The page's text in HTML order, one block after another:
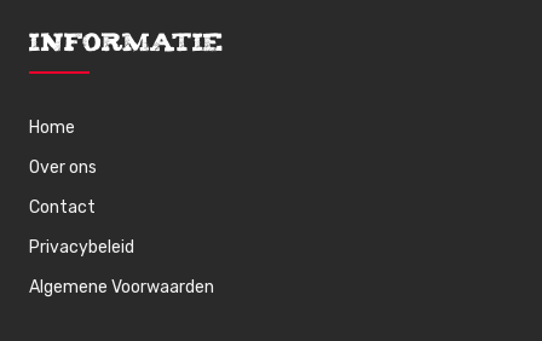
Informatie
Home
Over ons
Contact
Privacybeleid
Algemene Voorwaarden